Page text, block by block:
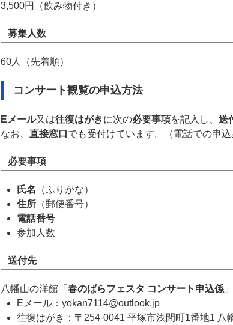
3,500円（飲み物付き）
募集人数
60人（先着順）
コンサート観覧の申込方法
Eメール又は往復はがきに次の必要事項を記入し、 送
なお、 直接窓口 でも受付けています。（電話での申
必要事項
氏名
（ふりがな）
住所 （郵便番号）
電話番号
参加人数
送付先
八幡山の洋館「 春のばらフェスタ コンサート申込係
Eメール：yokan7114@outlook.jp
往復はがき：〒254-0041 平塚市浅間町1番地1 八